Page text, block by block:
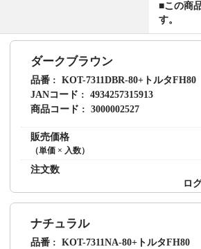
■この商
す。
ダークブラウン
品番
KOT-7311DBR-80+トルタFH80
JANコード
4934257315913
商品コード
3000002527
販売価格
（単価 × 入数）
注文数
ロ
ナチュラル
品番
KOT-7311NA-80+トルタFH80